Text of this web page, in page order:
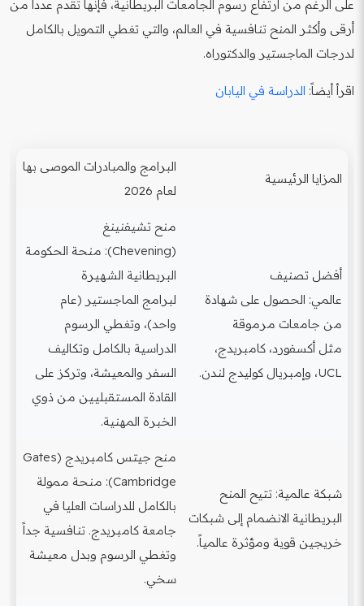
على الرغم من ارتفاع رسوم الجامعات البريطانية، فإنها تقدم عدداً من
أرقى وأكثر المنح تنافسية في العالم، والتي تغطي التمويل بالكامل
لدرجات الماجستير والدكتوراه.
اقرأ أيضاً: الدراسة في اليابان
المزايا الرئيسية
البرامج والمبادرات الموصى بها
لعام 2026
أفضل تصنيف
عالمي: الحصول على شهادة
من جامعات مرموقة
مثل أكسفورد، كامبريدج،
UCL، وإمبريال كوليدج لندن.
منح تشيفنينغ
(Chevening): منحة الحكومة
البريطانية الشهيرة
لبرامج الماجستير (عام
واحد)، وتغطي الرسوم
الدراسية بالكامل وتكاليف
السفر والمعيشة، وتركز على
القادة المستقبليين من ذوي
الخبرة المهنية.
شبكة عالمية: تتيح المنح
البريطانية الانضمام إلى شبكات
خريجين قوية ومؤثرة عالمياً.
منح جيتس كامبريدج (Gates
Cambridge): منحة ممولة
بالكامل للدراسات العليا في
جامعة كامبريدج. تنافسية جداً
وتغطي الرسوم وبدل معيشة
سخي.